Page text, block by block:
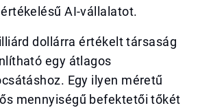
AI-vállalatot.
dollárra értékelt társaság
egy átlagos
Egy ilyen méretű
mennyiségű befektetői tőkét